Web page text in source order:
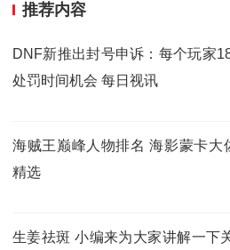
推荐内容
DNF新推出封号申诉：每个玩家
处罚时间机会 每日视讯
海贼王巅峰人物排名 海影蒙卡大
精选
生姜祛斑 小编来为大家讲解一下